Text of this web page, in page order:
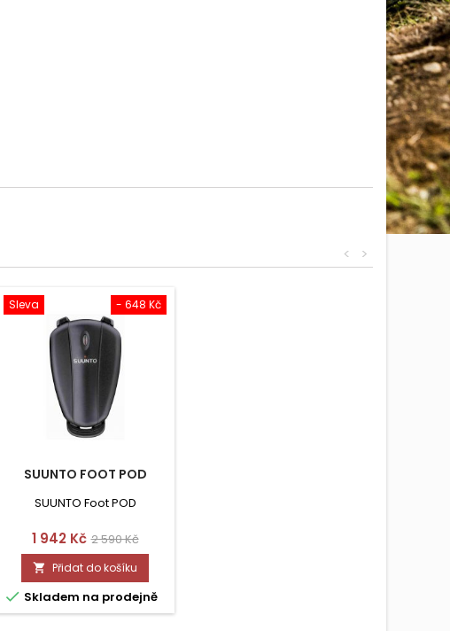
>
<
- 648 Kč
Sleva
SUUNTO FOOT POD
SUUNTO Foot POD
Cena
1 942 Kč Běžná
cena
2 590 Kč
 Přidat do košíku
 Skladem na prodejně